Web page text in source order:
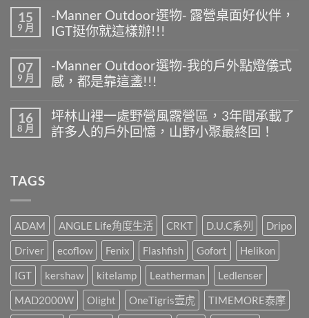
Manner
Outdoor
夏
天
露
什
麼
最
好
中
無
留
言
15
9 月
-Manner Outdoor選物- 露營桌面好伙伴，
IGT挺你就這樣辦!!!
Manner
Outdoor
選
露
營
桌
這
辦!!!〉
中
無
留
言
07
9 月
-Manner Outdoor選物-我的戶外點燈儀式
感，都是靠這盞!!!
〈-
Manner
Outdoor
選
燈
式
感，
都
是
靠
這
盞!!!〉
無
留
言
16
8 月
坪林山裡一處野營風露營區，3年間承載了
許多人的戶外回憶，山野小聚最終回！
處
營
露
營
區，
3
年
間
TAGS
ADAM ANGLE Life角度生活 CRKT D.U.C系列
Dripo
Driver
ecoflow Fenix Flashfish Gofort
Helikon
IGT
kershaw kitelamp Leatherman
Ledlenser
MAD2000W
Olight OneTigris壹虎 TIMEMORE泰摩